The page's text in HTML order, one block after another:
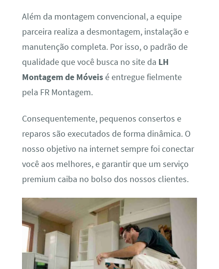
Além da montagem convencional, a equipe
parceira realiza a desmontagem, instalação e
manutenção completa. Por isso, o padrão de
qualidade que você busca no site da LH
Montagem de Móveisé entregue fielmente
pela FR Montagem.
Consequentemente, pequenos consertos e
reparos são executados de forma dinâmica. O
nosso objetivo na internet sempre foi conectar
você aos melhores, e garantir que um serviço
premium caiba no bolso dos nossos clientes.